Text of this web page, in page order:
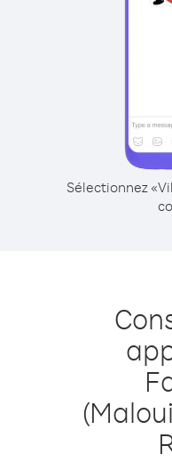
Sélectionnez